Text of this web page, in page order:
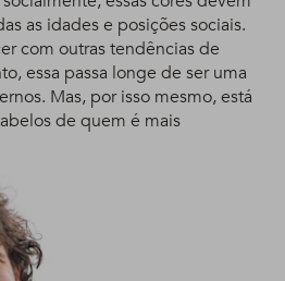
as idades e posições sociais.
com outras tendências de
essa passa longe de ser uma
Mas, por isso mesmo, está
de quem é mais